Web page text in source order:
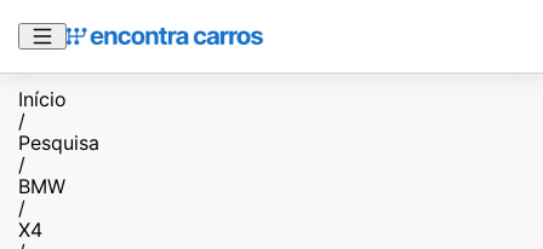
Início
/
Pesquisa
/
BMW
/
X4